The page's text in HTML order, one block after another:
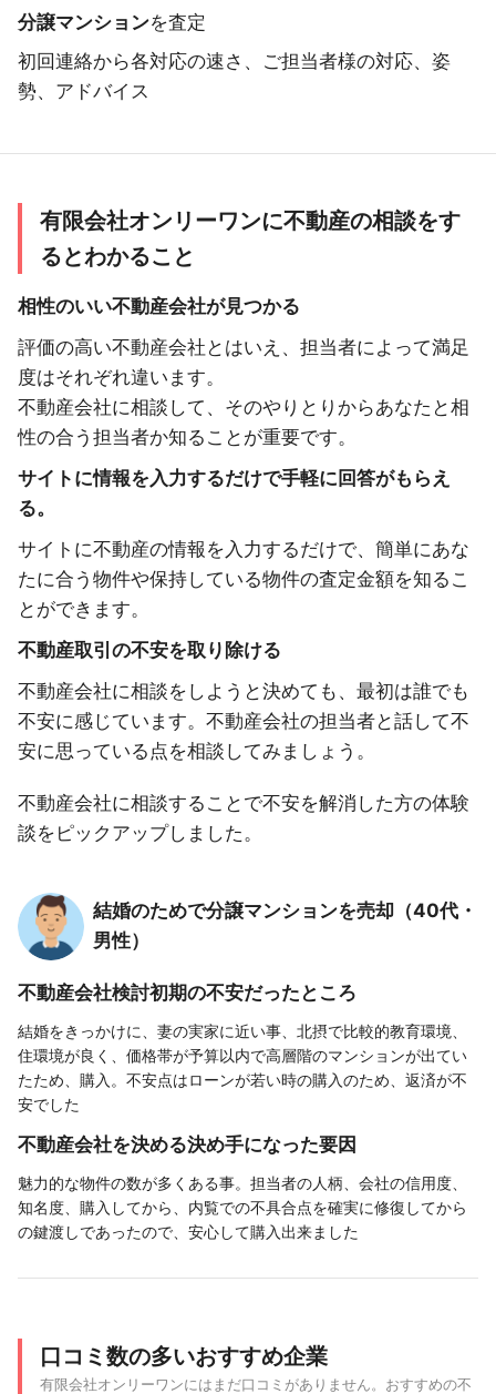
分譲マンションを査定
初回連絡から各対応の速さ、ご担当者様の対応、姿
勢、アドバイス
有限会社オンリーワンに不動産の相談をす
るとわかること
相性のいい不動産会社が見つかる
評価の高い不動産会社とはいえ、担当者によって満足
度はそれぞれ違います。
不動産会社に相談して、そのやりとりからあなたと相
性の合う担当者か知ることが重要です。
サイトに情報を入力するだけで手軽に回答がもらえ
る。
サイトに不動産の情報を入力するだけで、簡単にあな
たに合う物件や保持している物件の査定金額を知るこ
とができます。
不動産取引の不安を取り除ける
不動産会社に相談をしようと決めても、最初は誰でも
不安に感じています。不動産会社の担当者と話して不
安に思っている点を相談してみましょう。
不動産会社に相談することで不安を解消した方の体験
談をピックアップしました。
結婚のためで分譲マンションを売却（40代・
男性）
不動産会社検討初期の不安だったところ
結婚をきっかけに、妻の実家に近い事、北摂で比較的教育環境、
住環境が良く、価格帯が予算以内で高層階のマンションが出てい
たため、購入。不安点はローンが若い時の購入のため、返済が不
安でした
不動産会社を決める決め手になった要因
魅力的な物件の数が多くある事。担当者の人柄、会社の信用度、
知名度、購入してから、内覧での不具合点を確実に修復してから
の鍵渡しであったので、安心して購入出来ました
口コミ数の多いおすすめ企業
有限会社オンリーワンにはまだ口コミがありません。おすすめの不